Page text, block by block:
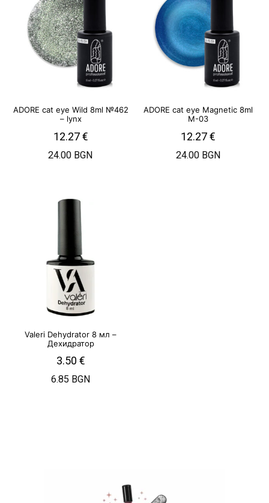
ADORE cat eye Wild 8ml №462
– lynx
12.27€
24.00 BGN
ADORE cat eye Magnetic 8ml
M-03
12.27€
24.00 BGN
Valeri Dehydrator 8 мл –
Дехидратор
3.50 €
6.85 BGN